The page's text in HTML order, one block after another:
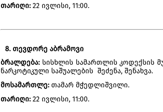
თარიღი: 22 ივლისი, 11:00.
თევდორე აბრამოვი
ბრალდება: სისხლის სამართლის კოდექსის
ნარკოტიკული საშუალების  შეძენა, შენახვა.
მოსამართლე: თამარ მჭედლიშვილი.
თარიღი: 22 ივლისი, 11:00.